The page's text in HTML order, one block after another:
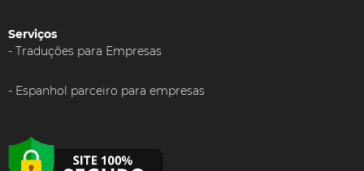
Serviços
Traduções para Empresas
Espanhol parceiro para empresas